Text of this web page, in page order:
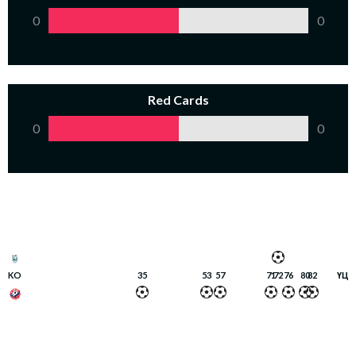
0
0
Red Cards
0
0
KO 35 53 57 717276 8082 ҮЦ